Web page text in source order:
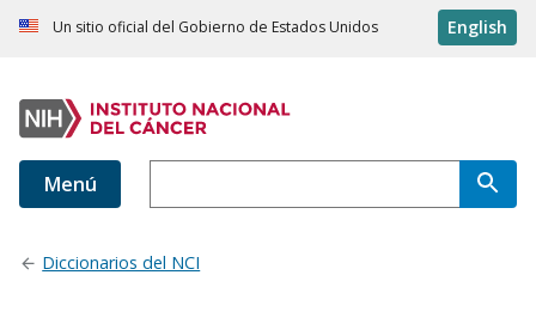
Un sitio oficial del Gobierno de Estados Unidos English
Menú
Diccionarios del NCI